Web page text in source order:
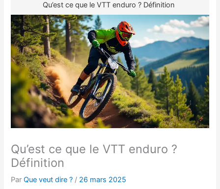
Qu’est ce que le VTT enduro ? Définition
Qu’est ce que le VTT enduro ?
Définition
ParQue veut dire ? / 26 mars 2025